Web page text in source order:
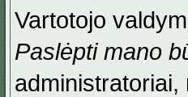
Vartotojo
Paslėpti mano